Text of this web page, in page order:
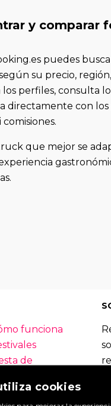
y comparar
puedes
su precio,
los perfiles, consulta
directamente con los
que mejor se
funciona
de
cookies